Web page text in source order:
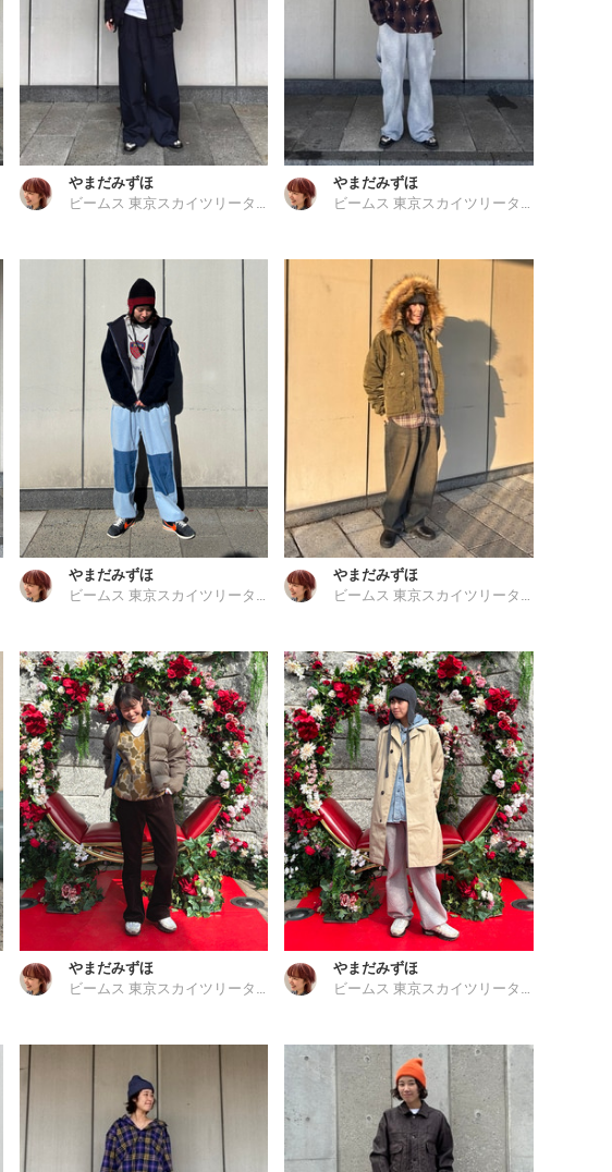
やまだみずほ やまだみずほ
やまだみずほ
ビームス 東京スカイツリータウン
やまだみずほ
ビームス 東京スカイツリータウン
やまだみずほ やまだみずほ